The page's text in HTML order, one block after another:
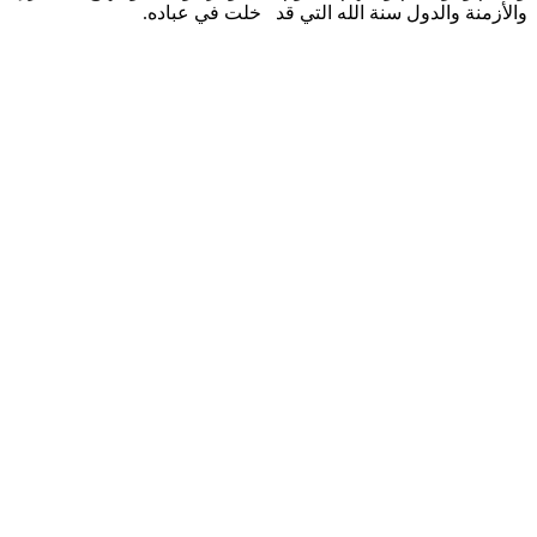
والأزمنة والدول سنة الله التي قد خلت في عباده.